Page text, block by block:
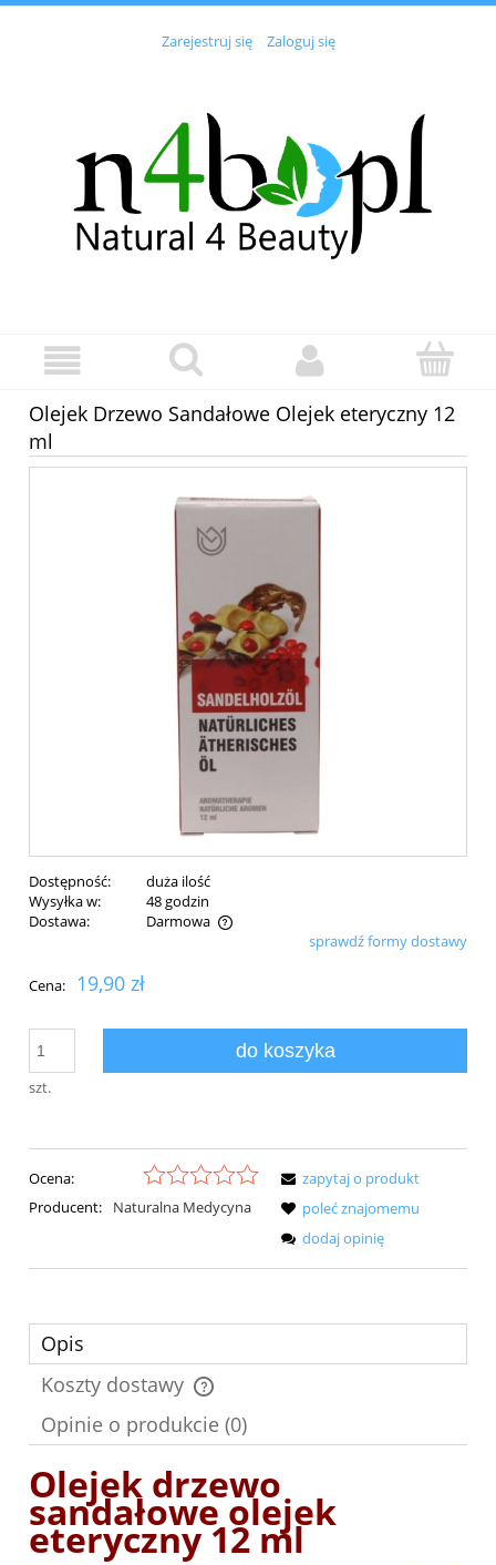
Zarejestruj się Zaloguj się
Olejek Drzewo Sandałowe Olejek eteryczny 12
ml
Dostępność:
duża ilość
Wysyłka w:
48 godzin
Dostawa:
Darmowa
Cena nie zawiera ewentualnych kosztów płatnościsprawdź formy dostawy
Cena: 19,90 zł
szt.
do koszyka
Ocena:
Producent:
Naturalna Medycyna
zapytaj o produkt
poleć znajomemu
dodaj opinię
Opis
Koszty dostawy
Cena nie zawiera ewentualnych kosztów płatności
Opinie o produkcie (0)
Olejek drzewo
sandałowe olejek
eteryczny 12 ml